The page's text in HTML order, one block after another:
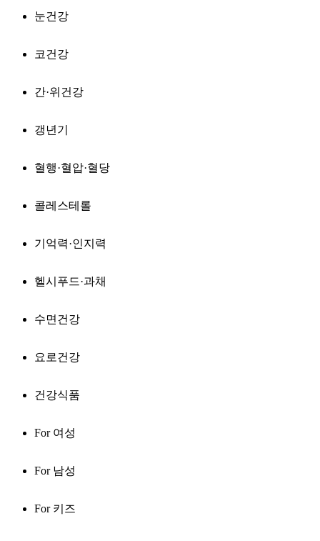
눈건강
코건강
간·위건강
갱년기
혈행·혈압·혈당
콜레스테롤
기억력·인지력
헬시푸드·과채
수면건강
요로건강
건강식품
For 여성
For 남성
For 키즈